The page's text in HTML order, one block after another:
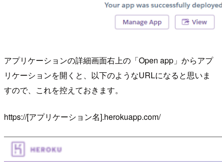
アプリケーションの詳細画面右上の「Open app」からアプ
リケーションを開くと、以下のようなURLになると思いま
すので、これを控えておきます。
https://[アプリケーション名].herokuapp.com/